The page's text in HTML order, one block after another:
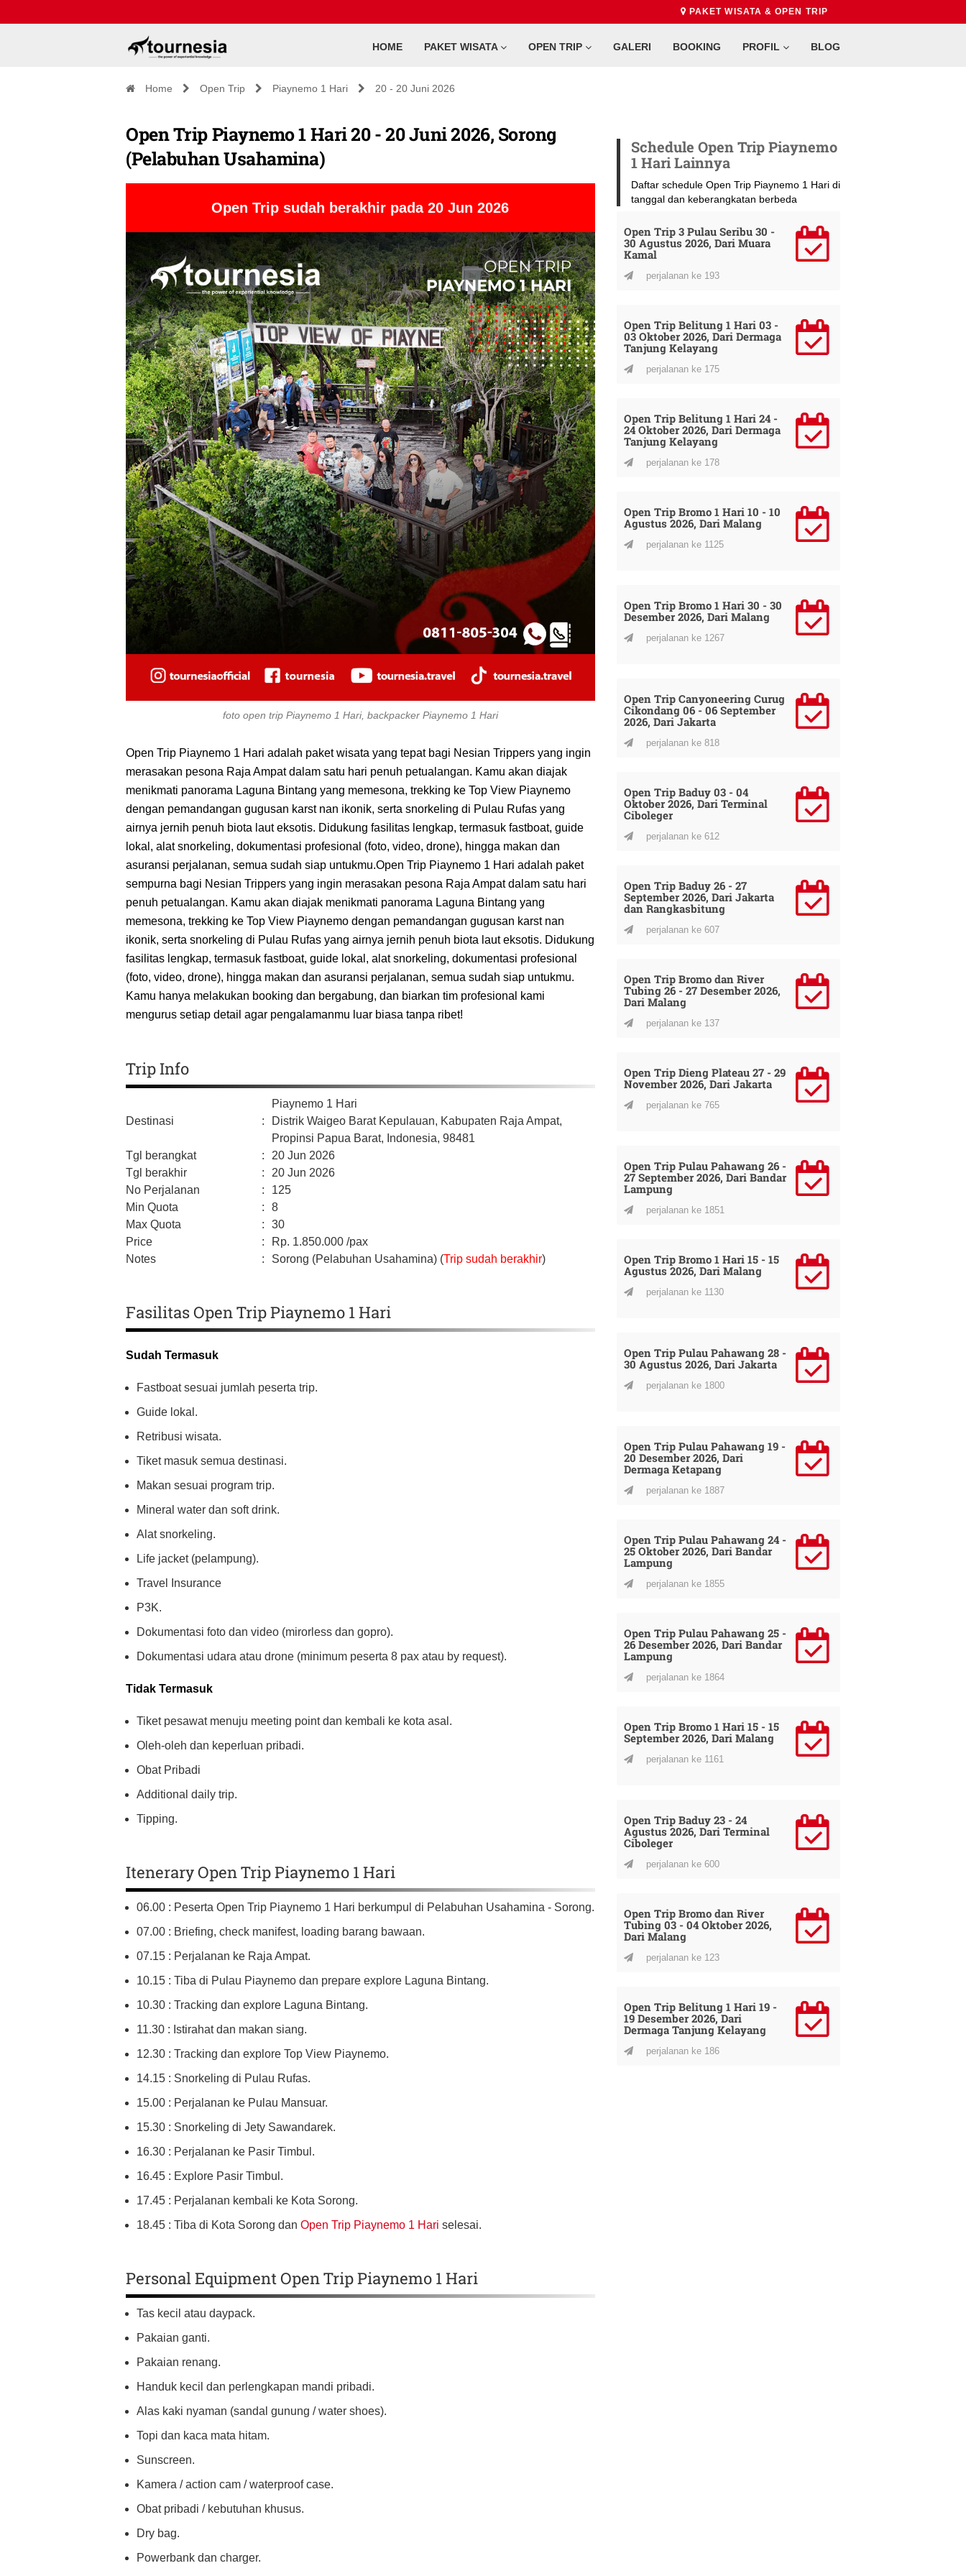
PAKET WISATA & OPEN TRIP
HOME PAKET WISATA OPEN TRIP GALERI BOOKING PROFIL BLOG
Home Open Trip Piaynemo 1 Hari 20 - 20 Juni 2026
Open Trip Piaynemo 1 Hari 20 - 20 Juni 2026, Sorong
(Pelabuhan Usahamina)
Open Trip sudah berakhir pada 20 Jun 2026
foto open trip Piaynemo 1 Hari, backpacker Piaynemo 1 Hari
Open Trip Piaynemo 1 Hari adalah paket wisata yang tepat bagi Nesian Trippers yang ingin
merasakan pesona Raja Ampat dalam satu hari penuh petualangan. Kamu akan diajak
menikmati panorama Laguna Bintang yang memesona, trekking ke Top View Piaynemo
dengan pemandangan gugusan karst nan ikonik, serta snorkeling di Pulau Rufas yang
airnya jernih penuh biota laut eksotis. Didukung fasilitas lengkap, termasuk fastboat, guide
lokal, alat snorkeling, dokumentasi profesional (foto, video, drone), hingga makan dan
asuransi perjalanan, semua sudah siap untukmu.Open Trip Piaynemo 1 Hari adalah paket
sempurna bagi Nesian Trippers yang ingin merasakan pesona Raja Ampat dalam satu hari
penuh petualangan. Kamu akan diajak menikmati panorama Laguna Bintang yang
memesona, trekking ke Top View Piaynemo dengan pemandangan gugusan karst nan
ikonik, serta snorkeling di Pulau Rufas yang airnya jernih penuh biota laut eksotis. Didukung
fasilitas lengkap, termasuk fastboat, guide lokal, alat snorkeling, dokumentasi profesional
(foto, video, drone), hingga makan dan asuransi perjalanan, semua sudah siap untukmu.
Kamu hanya melakukan booking dan bergabung, dan biarkan tim profesional kami
mengurus setiap detail agar pengalamanmu luar biasa tanpa ribet!
Trip Info
Destinasi :
Piaynemo 1 Hari
Distrik Waigeo Barat Kepulauan, Kabupaten Raja Ampat,
Propinsi Papua Barat, Indonesia, 98481
Tgl berangkat
:
20 Jun 2026
Tgl berakhir
:
20 Jun 2026
No Perjalanan
:
125
Min Quota
:
8
Max Quota
:
30
Price
: Rp. 1.850.000 /pax
Notes
: Sorong (Pelabuhan Usahamina) (Trip sudah berakhir)
Fasilitas Open Trip Piaynemo 1 Hari
Sudah Termasuk
Fastboat sesuai jumlah peserta trip.
Guide lokal.
Retribusi wisata.
Tiket masuk semua destinasi.
Makan sesuai program trip.
Mineral water dan soft drink.
Alat snorkeling.
Life jacket (pelampung).
Travel Insurance
P3K.
Dokumentasi foto dan video (mirorless dan gopro).
Dokumentasi udara atau drone (minimum peserta 8 pax atau by request).
Tidak Termasuk
Tiket pesawat menuju meeting point dan kembali ke kota asal.
Oleh-oleh dan keperluan pribadi.
Obat Pribadi
Additional daily trip.
Tipping.
Itenerary Open Trip Piaynemo 1 Hari
06.00 : Peserta Open Trip Piaynemo 1 Hari berkumpul di Pelabuhan Usahamina - Sorong.
07.00 : Briefing, check manifest, loading barang bawaan.
07.15 : Perjalanan ke Raja Ampat.
10.15 : Tiba di Pulau Piaynemo dan prepare explore Laguna Bintang.
10.30 : Tracking dan explore Laguna Bintang.
11.30 : Istirahat dan makan siang.
12.30 : Tracking dan explore Top View Piaynemo.
14.15 : Snorkeling di Pulau Rufas.
15.00 : Perjalanan ke Pulau Mansuar.
15.30 : Snorkeling di Jety Sawandarek.
16.30 : Perjalanan ke Pasir Timbul.
16.45 : Explore Pasir Timbul.
17.45 : Perjalanan kembali ke Kota Sorong.
18.45 : Tiba di Kota Sorong dan Open Trip Piaynemo 1 Hari selesai.
Personal Equipment Open Trip Piaynemo 1 Hari
Tas kecil atau daypack.
Pakaian ganti.
Pakaian renang.
Handuk kecil dan perlengkapan mandi pribadi.
Alas kaki nyaman (sandal gunung / water shoes).
Topi dan kaca mata hitam.
Sunscreen.
Kamera / action cam / waterproof case.
Obat pribadi / kebutuhan khusus.
Dry bag.
Powerbank dan charger.
Schedule Open Trip Piaynemo
1 Hari Lainnya
Daftar schedule Open Trip Piaynemo 1 Hari di
tanggal dan keberangkatan berbeda
Open Trip 3 Pulau Seribu 30 -
30 Agustus 2026, Dari Muara
Kamal
perjalanan ke 193
Open Trip Belitung 1 Hari 03 -
03 Oktober 2026, Dari Dermaga
Tanjung Kelayang
perjalanan ke 175
Open Trip Belitung 1 Hari 24 -
24 Oktober 2026, Dari Dermaga
Tanjung Kelayang
perjalanan ke 178
Open Trip Bromo 1 Hari 10 - 10
Agustus 2026, Dari Malang
perjalanan ke 1125
Open Trip Bromo 1 Hari 30 - 30
Desember 2026, Dari Malang
perjalanan ke 1267
Open Trip Canyoneering Curug
Cikondang 06 - 06 September
2026, Dari Jakarta
perjalanan ke 818
Open Trip Baduy 03 - 04
Oktober 2026, Dari Terminal
Ciboleger
perjalanan ke 612
Open Trip Baduy 26 - 27
September 2026, Dari Jakarta
dan Rangkasbitung
perjalanan ke 607
Open Trip Bromo dan River
Tubing 26 - 27 Desember 2026,
Dari Malang
perjalanan ke 137
Open Trip Dieng Plateau 27 - 29
November 2026, Dari Jakarta
perjalanan ke 765
Open Trip Pulau Pahawang 26 -
27 September 2026, Dari Bandar
Lampung
perjalanan ke 1851
Open Trip Bromo 1 Hari 15 - 15
Agustus 2026, Dari Malang
perjalanan ke 1130
Open Trip Pulau Pahawang 28 -
30 Agustus 2026, Dari Jakarta
perjalanan ke 1800
Open Trip Pulau Pahawang 19 -
20 Desember 2026, Dari
Dermaga Ketapang
perjalanan ke 1887
Open Trip Pulau Pahawang 24 -
25 Oktober 2026, Dari Bandar
Lampung
perjalanan ke 1855
Open Trip Pulau Pahawang 25 -
26 Desember 2026, Dari Bandar
Lampung
perjalanan ke 1864
Open Trip Bromo 1 Hari 15 - 15
September 2026, Dari Malang
perjalanan ke 1161
Open Trip Baduy 23 - 24
Agustus 2026, Dari Terminal
Ciboleger
perjalanan ke 600
Open Trip Bromo dan River
Tubing 03 - 04 Oktober 2026,
Dari Malang
perjalanan ke 123
Open Trip Belitung 1 Hari 19 -
19 Desember 2026, Dari
Dermaga Tanjung Kelayang
perjalanan ke 186